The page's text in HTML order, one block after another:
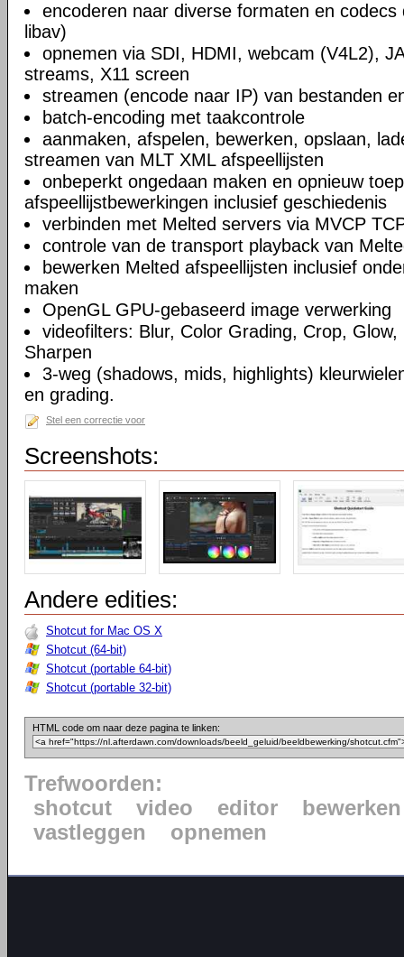
encoderen naar diverse formaten en codecs
libav)
opnemen via SDI, HDMI, webcam (V4L2),
streams, X11 screen
streamen (encode naar IP) van bestanden
batch-encoding met taakcontrole
aanmaken, afspelen, bewerken, opslaan,
streamen van MLT XML afspeellijsten
onbeperkt ongedaan maken en opnieuw
afspeellijstbewerkingen inclusief geschiedenis
verbinden met Melted servers via MVCP
controle van de transport playback van
bewerken Melted afspeellijsten inclusief
maken
OpenGL GPU-gebaseerd image verwerking
videofilters: Blur, Color Grading, Crop,
Sharpen
3-weg (shadows, mids, highlights)
en grading.
Stel een correctie voor
Screenshots:
Andere edities:
Shotcut for Mac OS X
Shotcut (64-bit)
Shotcut (portable 64-bit)
Shotcut (portable 32-bit)
HTML code om naar deze pagina te linken:
Trefwoorden:
shotcut
video editor
bewerken
vastleggen
opnemen